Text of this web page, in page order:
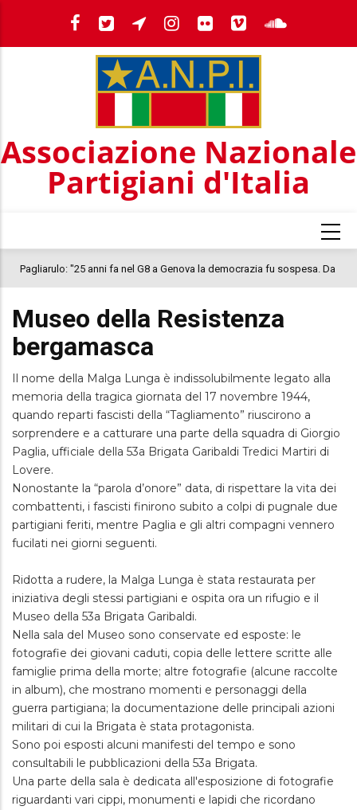
contenuto
Associazione Nazionale
Partigiani d'Italia
Pagliarulo: "25 anni fa nel G8 a Genova la democrazia fu sospesa. Da
colloca la morte di Abderrahim Fakir"
Museo della Resistenza
bergamasca
Il nome della Malga Lunga è indissolubilmente legato alla
memoria della tragica giornata del 17 novembre 1944,
quando reparti fascisti della “Tagliamento” riuscirono a
sorprendere e a catturare una parte della squadra di Giorgio
Paglia, ufficiale della 53a Brigata Garibaldi Tredici Martiri di
Lovere.
Nonostante la “parola d’onore” data, di rispettare la vita dei
combattenti, i fascisti finirono subito a colpi di pugnale due
partigiani feriti, mentre Paglia e gli altri compagni vennero
fucilati nei giorni seguenti.
Ridotta a rudere, la Malga Lunga è stata restaurata per
iniziativa degli stessi partigiani e ospita ora un rifugio e il
Museo della 53a Brigata Garibaldi.
Nella sala del Museo sono conservate ed esposte: le
fotografie dei giovani caduti, copia delle lettere scritte alle
famiglie prima della morte; altre fotografie (alcune raccolte
in album), che mostrano momenti e personaggi della
guerra partigiana; la documentazione delle principali azioni
militari di cui la Brigata è stata protagonista.
Sono poi esposti alcuni manifesti del tempo e sono
consultabili le pubblicazioni della 53a Brigata.
Una parte della sala è dedicata all'esposizione di fotografie
riguardanti vari cippi, monumenti e lapidi che ricordano